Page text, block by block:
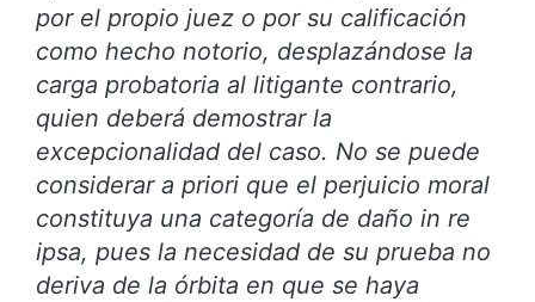
por el propio juez o por su calificación
como hecho notorio, desplazándose la
carga probatoria al litigante contrario,
quien deberá demostrar la
excepcionalidad del caso. No se puede
considerar a priori que el perjuicio moral
constituya una categoría de daño in re
ipsa, pues la necesidad de su prueba no
deriva de la órbita en que se haya